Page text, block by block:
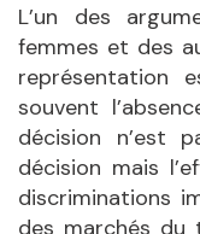
L’un des
femmes et des
représentation
souvent
décision n’est
décision mais
discriminations
des marchés du